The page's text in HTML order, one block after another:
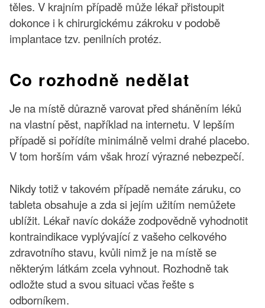
těles. V krajním případě může lékař přistoupit
dokonce i k chirurgickému zákroku v podobě
implantace tzv. penilních protéz.
Co rozhodně nedělat
Je na místě důrazně varovat před sháněním léků
na vlastní pěst, například na internetu. V lepším
případě si pořídíte minimálně velmi drahé placebo.
V tom horším vám však hrozí výrazné nebezpečí.
Nikdy totiž v takovém případě nemáte záruku, co
tableta obsahuje a zda si jejím užitím nemůžete
ublížit. Lékař navíc dokáže zodpovědně vyhodnotit
kontraindikace vyplývající z vašeho celkového
zdravotního stavu, kvůli nimž je na místě se
některým látkám zcela vyhnout. Rozhodně tak
odložte stud a svou situaci včas řešte s
odborníkem.